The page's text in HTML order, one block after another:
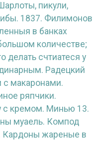
пикули,
1837. Филимонов
в банках
количестве;
делать счтиатеся у
Радецкий
с макаронами.
ряпчики.
с кремом. Минью 13.
муаель. Компод
Кардоны жареные в